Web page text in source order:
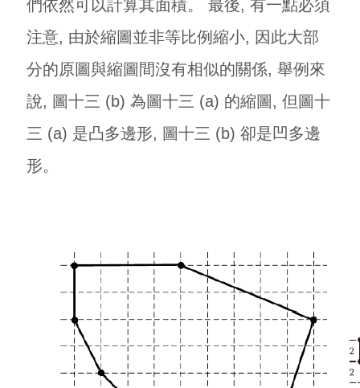
們依然可以計算其面積。 最後, 有一點必須
注意, 由於縮圖並非等比例縮小, 因此大部
分的原圖與縮圖間沒有相似的關係, 舉例來
說, 圖十三 (b) 為圖十三 (a) 的縮圖, 但圖十
三 (a) 是凸多邊形, 圖十三 (b) 卻是凹多邊
形。